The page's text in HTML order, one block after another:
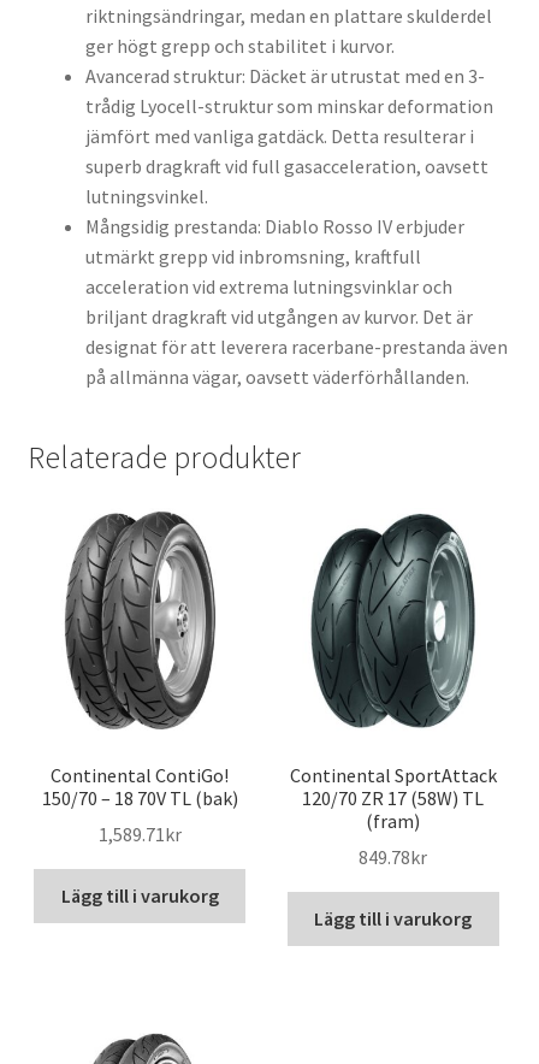
riktningsändringar, medan en plattare skulderdel
ger högt grepp och stabilitet i kurvor.
Avancerad struktur: Däcket är utrustat med en 3-
trådig Lyocell-struktur som minskar deformation
jämfört med vanliga gatdäck. Detta resulterar i
superb dragkraft vid full gasacceleration, oavsett
lutningsvinkel.
Mångsidig prestanda: Diablo Rosso IV erbjuder
utmärkt grepp vid inbromsning, kraftfull
acceleration vid extrema lutningsvinklar och
briljant dragkraft vid utgången av kurvor. Det är
designat för att leverera racerbane-prestanda även
på allmänna vägar, oavsett väderförhållanden.
Relaterade produkter
Continental ContiGo!
150/70 – 18 70V TL (bak)
1,589.71kr
Lägg till i varukorg
Continental SportAttack
120/70 ZR 17 (58W) TL
(fram)
849.78kr
Lägg till i varukorg